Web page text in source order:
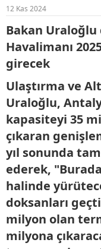
:
12 Kas 2024
Bakan
Havalimanı
girecek​
Ulaştırma ve
Uraloğlu,
kapasiteyi 35
çıkaran
yıl sonunda
ederek,
halinde
doksanları
milyon olan
milyona